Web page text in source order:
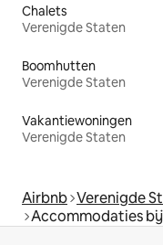
Chalets
Verenigde Staten
Boomhutten
Verenigde Staten
Vakantiewoningen
Verenigde Staten
Airbnb Verenigde
Accommodaties